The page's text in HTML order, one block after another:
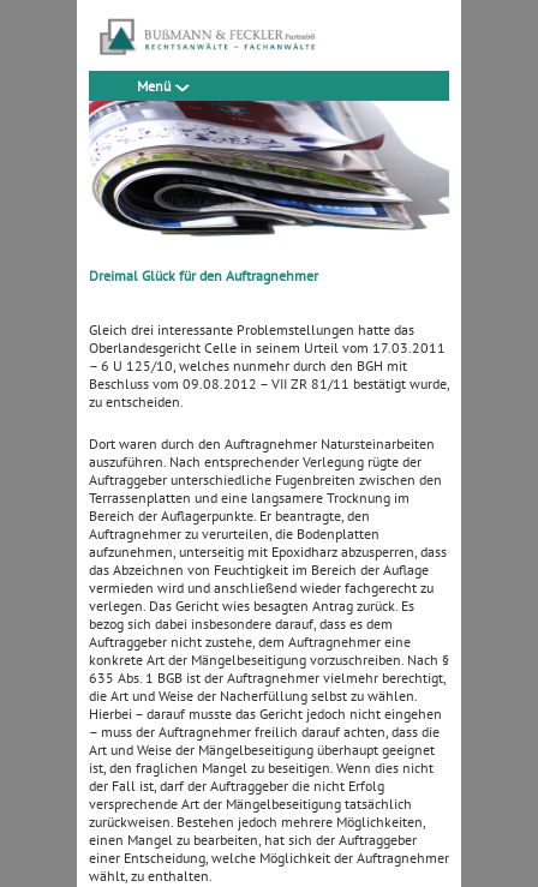
Menü
Dreimal Glück für den Auftragnehmer
Gleich drei interessante Problemstellungen hatte das
Oberlandesgericht Celle in seinem Urteil vom 17.03.2011
– 6 U 125/10, welches nunmehr durch den BGH mit
Beschluss vom 09.08.2012 – VII ZR 81/11 bestätigt wurde,
zu entscheiden.
Dort waren durch den Auftragnehmer Natursteinarbeiten
auszuführen. Nach entsprechender Verlegung rügte der
Auftraggeber unterschiedliche Fugenbreiten zwischen den
Terrassenplatten und eine langsamere Trocknung im
Bereich der Auflagerpunkte. Er beantragte, den
Auftragnehmer zu verurteilen, die Bodenplatten
aufzunehmen, unterseitig mit Epoxidharz abzusperren, dass
das Abzeichnen von Feuchtigkeit im Bereich der Auflage
vermieden wird und anschließend wieder fachgerecht zu
verlegen. Das Gericht wies besagten Antrag zurück. Es
bezog sich dabei insbesondere darauf, dass es dem
Auftraggeber nicht zustehe, dem Auftragnehmer eine
konkrete Art der Mängelbeseitigung vorzuschreiben. Nach §
635 Abs. 1 BGB ist der Auftragnehmer vielmehr berechtigt,
die Art und Weise der Nacherfüllung selbst zu wählen.
Hierbei – darauf musste das Gericht jedoch nicht eingehen
– muss der Auftragnehmer freilich darauf achten, dass die
Art und Weise der Mängelbeseitigung überhaupt geeignet
ist, den fraglichen Mangel zu beseitigen. Wenn dies nicht
der Fall ist, darf der Auftraggeber die nicht Erfolg
versprechende Art der Mängelbeseitigung tatsächlich
zurückweisen. Bestehen jedoch mehrere Möglichkeiten,
einen Mangel zu bearbeiten, hat sich der Auftraggeber
einer Entscheidung, welche Möglichkeit der Auftragnehmer
wählt, zu enthalten.